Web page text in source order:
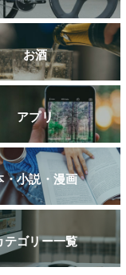
お酒
アプリ
・小説・漫画
テゴリー一覧